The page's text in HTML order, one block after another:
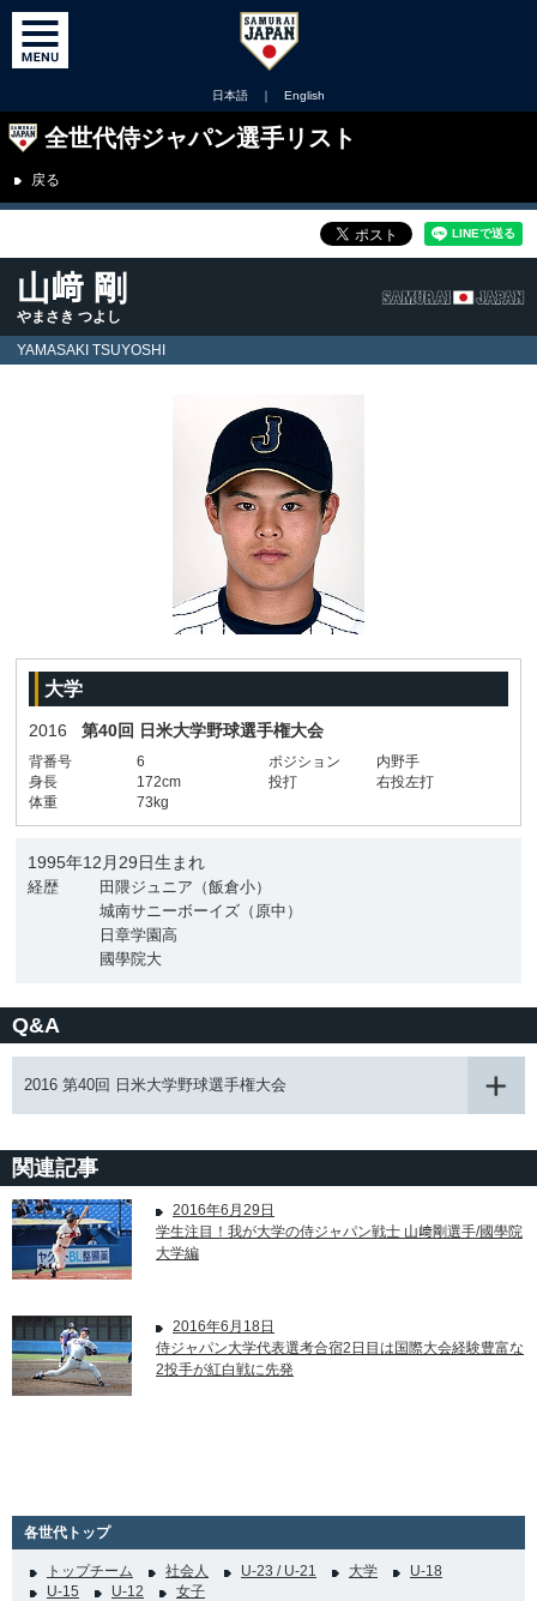
日本語 ｜ English
全世代侍ジャパン選手リスト
戻る
山﨑 剛
やまさき つよし
YAMASAKI TSUYOSHI
大学
2016 第40回 日米大学野球選手権大会
背番号 6 ポジション
内野手
身長
172cm 投打
右投左打
体重
73kg
1995年12月29日生まれ
経歴
田隈ジュニア（飯倉小）
城南サニーボーイズ（原中）
日章学園高
國學院大
Q&A
2016 第40回 日米大学野球選手権大会
関連記事
2016年6月29日
学生注目！我が大学の侍ジャパン戦士 山﨑剛選手/國學院
大学編
2016年6月18日
侍ジャパン大学代表選考合宿2日目は国際大会経験豊富な
2投手が紅白戦に先発
各世代トップ
トップチーム 社会人 U-23 / U-21 大学
U-18
U-15
U-12 女子